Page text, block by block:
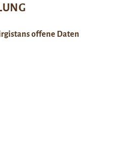
offene Daten